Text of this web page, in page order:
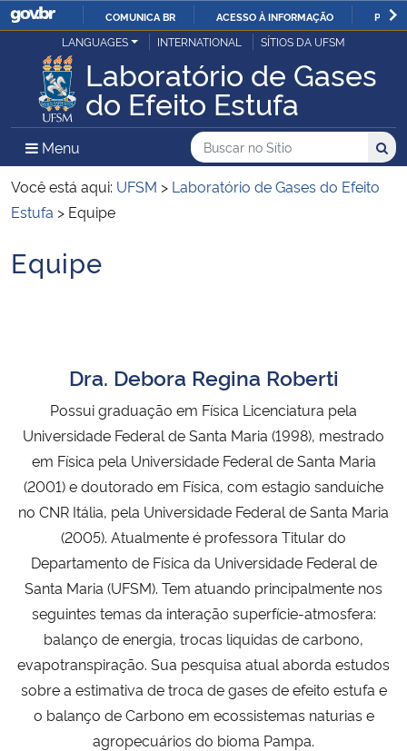
IR
PARA
CONTEÚDO
COMUNICA BR ACESSO À INFORMAÇÃO
Ministério da Justiça e Segurança Pública
Ministério da Defesa
Ministério das Relações Exteriores
Ministério da Infraestrutura
Ministério da Educação
Ministério da Cidadania
Ministério da Saúde
Ministério de Minas e Energia
Ministério da Ciência, Tecnologia, Inovações e Comunicações
Ministério do Meio Ambiente
Ministério do Turismo
Ministério do Desenvolvimento Regional
LANGUAGES INTERNATIONAL SÍTIOS DA UFSM
Laboratório de Gases
do Efeito Estufa
Menu Menu Principal do Sítio
Busca
Buscar no no Sítio
Busca:
Você está aqui: UFSM > Laboratório de Gases do Efeito
Estufa > Equipe
Início do conteúdo
Equipe
Dra. Debora Regina Roberti
Possui graduação em Física Licenciatura pela
Universidade Federal de Santa Maria (1998), mestrado
em Física pela Universidade Federal de Santa Maria
(2001) e doutorado em Física, com estagio sanduíche
no CNR Itália, pela Universidade Federal de Santa Maria
(2005). Atualmente é professora Titular do
Departamento de Física da Universidade Federal de
Santa Maria (UFSM). Tem atuando principalmente nos
seguintes temas da interação superfície-atmosfera:
balanço de energia, trocas liquidas de carbono,
evapotranspiração. Sua pesquisa atual aborda estudos
sobre a estimativa de troca de gases de efeito estufa e
o balanço de Carbono em ecossistemas naturias e
agropecuários do bioma Pampa.